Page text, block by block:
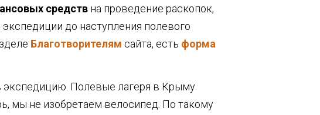
средств на проведение раскопок,
до наступления полевого
Благотворителям сайта, есть форма
экспедицию. Полевые лагеря в Крыму
мы не изобретаем велосипед. По такому